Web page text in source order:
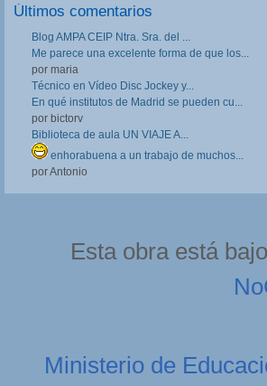
Últimos comentarios
Blog AMPA CEIP Ntra. Sra. del ...
Me parece una excelente forma de que los...
por maria
Técnico en Vídeo Disc Jockey y...
En qué institutos de Madrid se pueden cu...
por bictorv
Biblioteca de aula UN VIAJE A...
enhorabuena a un trabajo de muchos...
por Antonio
Esta obra está
Ministerio de